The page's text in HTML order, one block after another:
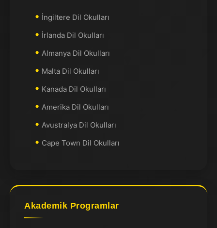
İngiltere Dil Okulları
İrlanda Dil Okulları
Almanya Dil Okulları
Malta Dil Okulları
Kanada Dil Okulları
Amerika Dil Okulları
Avustralya Dil Okulları
Cape Town Dil Okulları
Akademik Programlar